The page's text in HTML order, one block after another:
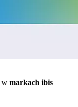
w markach ibis